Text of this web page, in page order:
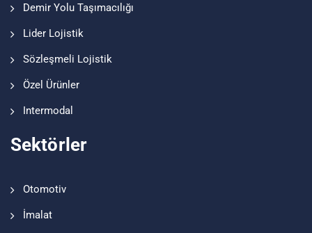
Demir Yolu Taşımacılığı
Lider Lojistik
Sözleşmeli Lojistik
Özel Ürünler
Intermodal
Sektörler
Otomotiv
İmalat